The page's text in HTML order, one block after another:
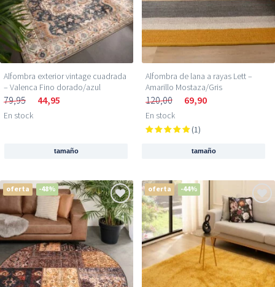
Alfombra exterior vintage cuadrada​
– Valenca Fino dorado/azul
79,95 44,95
En stock
tamaño
Alfombra de lana a rayas Lett –
Amarillo Mostaza/Gris
120,00 69,90
En stock
(1)
tamaño
oferta -48% oferta -44%